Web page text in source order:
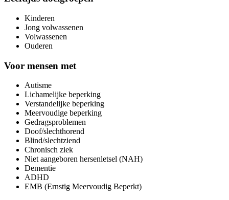
Kinderen
Jong volwassenen
Volwassenen
Ouderen
Voor mensen met
Autisme
Lichamelijke beperking
Verstandelijke beperking
Meervoudige beperking
Gedragsproblemen
Doof/slechthorend
Blind/slechtziend
Chronisch ziek
Niet aangeboren hersenletsel (NAH)
Dementie
ADHD
EMB (Ernstig Meervoudig Beperkt)